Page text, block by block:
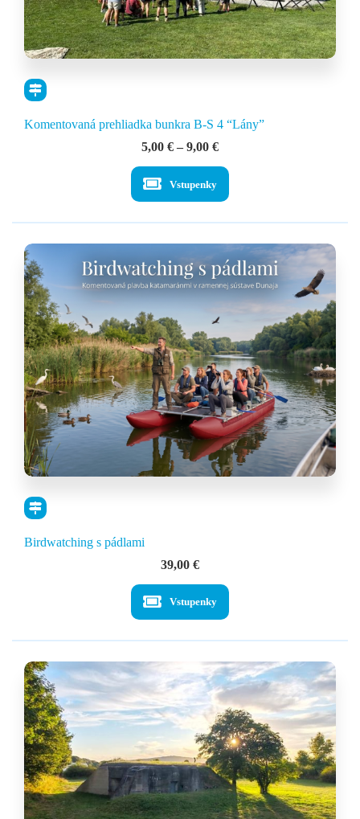
Komentovaná prehliadka bunkra B-S 4 “Lány”
5,00 € – 9,00 €Price
5,00 €
9,00 €
Vstupenky
Birdwatching s pádlami
39,00 €
Vstupenky